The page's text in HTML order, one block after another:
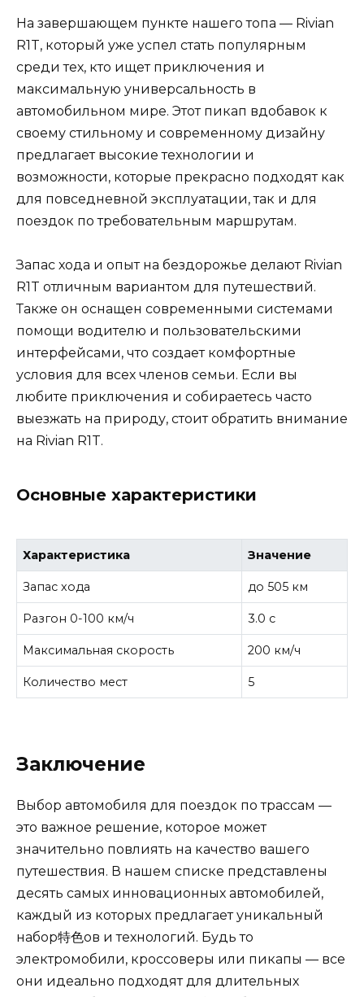
На завершающем пункте нашего топа — Rivian
R1T, который уже успел стать популярным
среди тех, кто ищет приключения и
максимальную универсальность в
автомобильном мире. Этот пикап вдобавок к
своему стильному и современному дизайну
предлагает высокие технологии и
возможности, которые прекрасно подходят как
для повседневной эксплуатации, так и для
поездок по требовательным маршрутам.
Запас хода и опыт на бездорожье делают Rivian
R1T отличным вариантом для путешествий.
Также он оснащен современными системами
помощи водителю и пользовательскими
интерфейсами, что создает комфортные
условия для всех членов семьи. Если вы
любите приключения и собираетесь часто
выезжать на природу, стоит обратить внимание
на Rivian R1T.
Основные характеристики
Характеристика Значение
Запас хода до 505 км
Разгон 0-100 км/ч 3.0 с
Максимальная скорость 200 км/ч
Количество мест 5
Заключение
Выбор автомобиля для поездок по трассам —
это важное решение, которое может
значительно повлиять на качество вашего
путешествия. В нашем списке представлены
десять самых инновационных автомобилей,
каждый из которых предлагает уникальный
набор特色ов и технологий. Будь то
электромобили, кроссоверы или пикапы — все
они идеально подходят для длительных